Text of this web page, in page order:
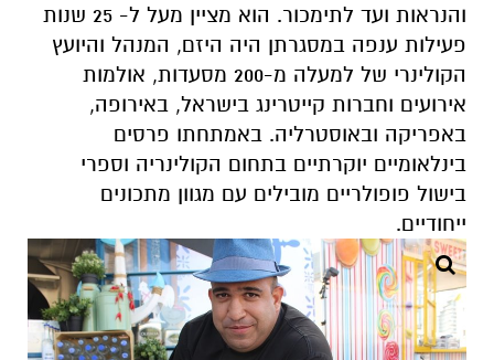
והנראות ועד לתימכור. הוא מציין מעל ל- 25 שנות
פעילות ענפה במסגרתן היה היזם, המנהל והיועץ
הקולינרי של למעלה מ-200 מסעדות, אולמות
אירועים וחברות קייטרינג בישראל, באירופה,
באפריקה ובאוסטרליה. באמתחתו פרסים
בינלאומיים יוקרתיים בתחום הקולינריה וספרי
בישול פופולריים מובילים עם מגוון מתכונים
ייחודיים.